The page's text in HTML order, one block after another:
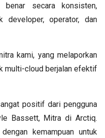
secara konsisten,
developer, operator, dan
kami, yang melaporkan
multi-cloud berjalan efektif
positif dari pengguna
Bassett, Mitra di Arctiq.
kemampuan untuk